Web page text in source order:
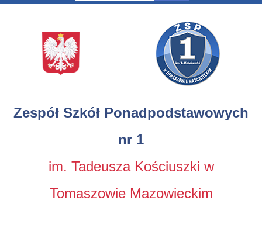
Zespół Szkół Ponadpodstawowych
nr 1
im. Tadeusza Kościuszki w
Tomaszowie Mazowieckim